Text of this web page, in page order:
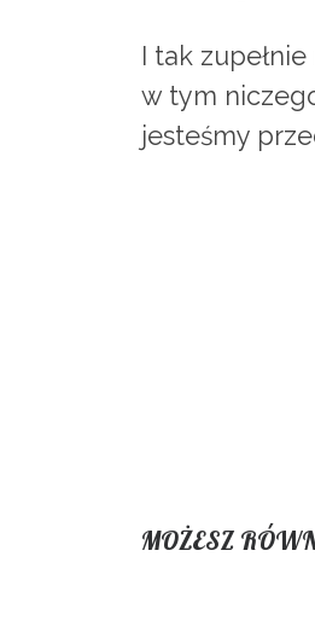
I tak
w tym
jesteśmy
MOŻESZ